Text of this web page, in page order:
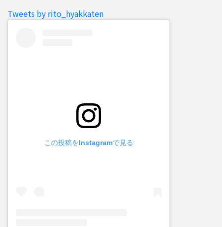
Tweets by rito_hyakkaten
この投稿をInstagramで見る